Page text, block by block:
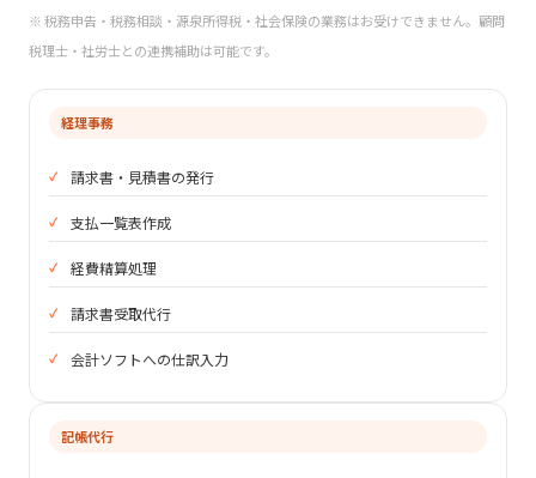
※ 税務申告・税務相談・源泉所得税・社会保険の業務はお受けできません。顧問
税理士・社労士との連携補助は可能です。
経理事務
請求書・見積書の発行
支払一覧表作成
経費精算処理
請求書受取代行
会計ソフトへの仕訳入力
記帳代行